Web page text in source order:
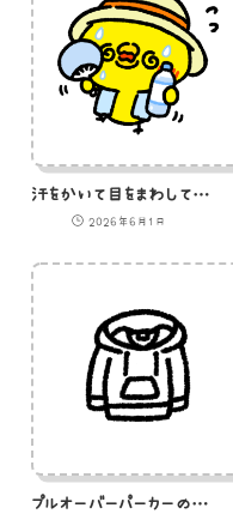
汗をかいて目をまわしている熱中症ひよこ
2026年6月1日
プルオーバーパーカーのアイコン